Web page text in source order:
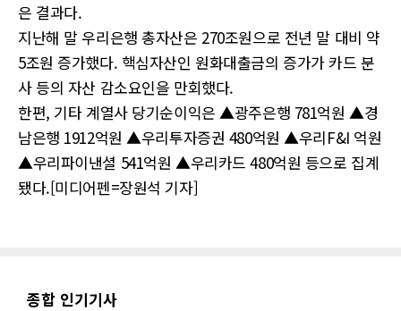
은 결과다.
지난해 말 우리은행 총자산은 270조원으로 전년 말 대비 약
5조원 증가했다. 핵심자산인 원화대출금의 증가가 카드 분
사 등의 자산 감소요인을 만회했다.
한편, 기타 계열사 당기순이익은 ▲광주은행 781억원 ▲경
남은행 1912억원 ▲우리투자증권 480억원 ▲우리F&I 억원
▲우리파이낸셜 541억원 ▲우리카드 480억원 등으로 집계
됐다.[미디어펜=장원석 기자]
종합 인기기사